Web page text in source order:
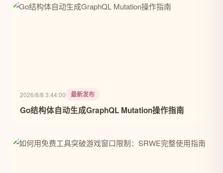
2026/8/8 3:44:00 最新发布
Go结构体自动生成GraphQL Mutation操作指南